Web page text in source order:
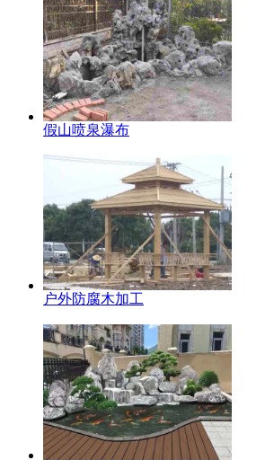
假山喷泉瀑布
户外防腐木加工